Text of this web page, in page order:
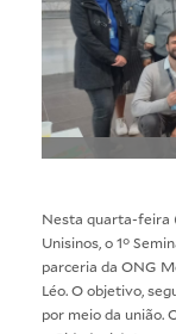
Nesta quarta-feira
Unisinos, o 1°
parceria da ONG
Léo. O objetivo,
por meio da união.